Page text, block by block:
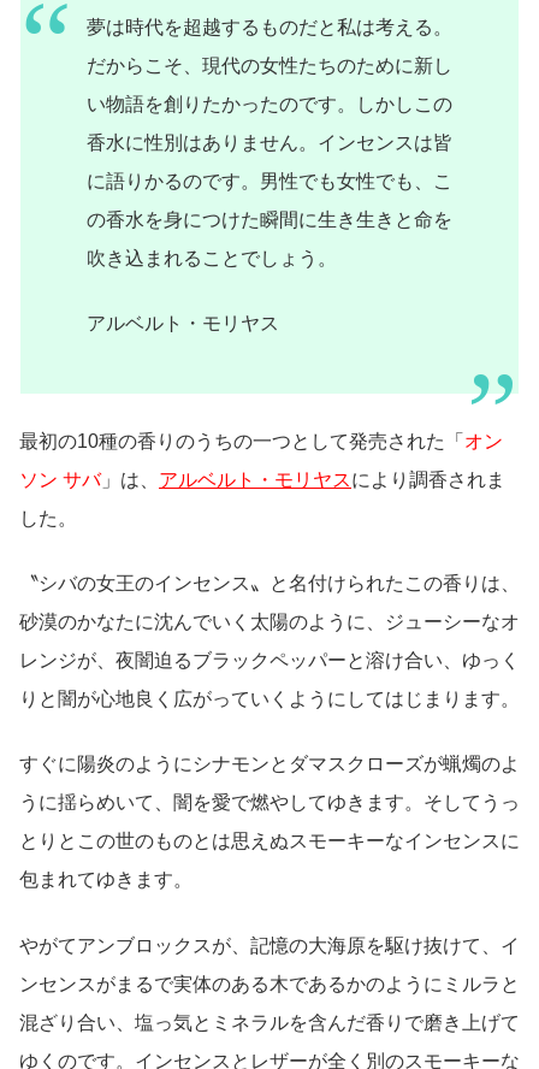
夢は時代を超越するものだと私は考える。
だからこそ、現代​​の女性たちのために新し
い物語を創りたかったのです。しかしこの
香水に性別はありません。インセンスは皆
に語りかるのです。男性でも女性でも、こ
の香水を身につけた瞬間に生き生きと命を
吹き込まれることでしょう。
アルベルト・モリヤス
最初の10種の香りのうちの一つとして発売された「 オン
ソン サバ」は、 アルベルト・モリヤスにより調香されま
した。
〝シバの女王のインセンス〟と名付けられたこの香りは、
砂漠のかなたに沈んでいく太陽のように、ジューシーなオ
レンジが、夜闇迫るブラックペッパーと溶け合い、ゆっく
りと闇が心地良く広がっていくようにしてはじまります。
すぐに陽炎のようにシナモンとダマスクローズが蝋燭のよ
うに揺らめいて、闇を愛で燃やしてゆきます。そしてうっ
とりとこの世のものとは思えぬスモーキーなインセンスに
包まれてゆきます。
やがてアンブロックスが、記憶の大海原を駆け抜けて、イ
ンセンスがまるで実体のある木であるかのようにミルラと
混ざり合い、塩っ気とミネラルを含んだ香りで磨き上げて
ゆくのです。インセンスとレザーが全く別のスモーキーな